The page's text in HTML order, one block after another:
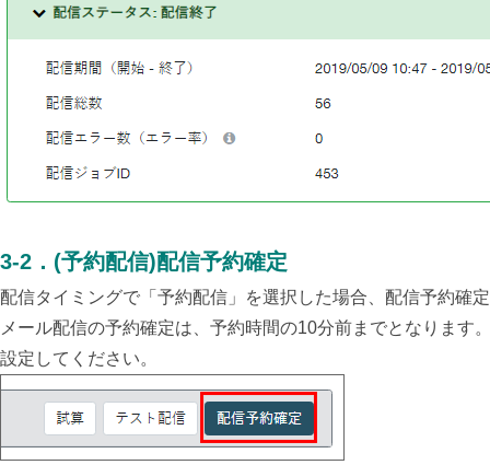
3-2 ． (予約配信)配信予約確定
配信タイミングで「予約配信」を選択した場合、配信予約確
メール配信の予約確定は、予約時間の10分前までとなりま
設定してください。